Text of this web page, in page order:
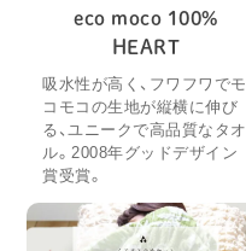
eco moco 100%
HEART
吸水性が高く、フワフワでモ
コモコの生地が縦横に伸び
る、ユニークで高品質なタオ
ル。2008年グッドデザイン
賞受賞。